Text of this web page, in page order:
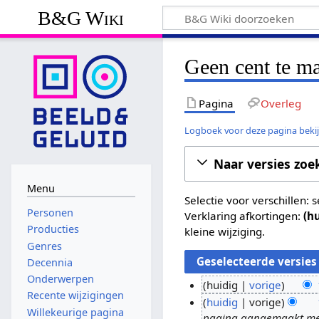
B&G Wiki
Geen cent te
Pagina Overleg
Logboek voor deze pagina
Naar versies
Selectie voor verschillen:
Verklaring afkortingen:
kleine wijziging.
1
huidig vorige
G
e
huidig vorige
Menu
Personen
Producties
Genres
Decennia
Onderwerpen
Recente wijzigingen
Willekeurige pagina